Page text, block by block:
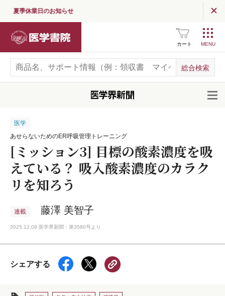
夏季休業日のお知らせ
カート
医学
あせらないためのER呼吸管理トレーニング
[ミッション3] 目標の酸素濃度を吸
えている？ 吸入酸素濃度のカラク
リを知ろう
連載 藤澤 美智子
2025.12.09 医学界新聞：第3580号より
シェアする